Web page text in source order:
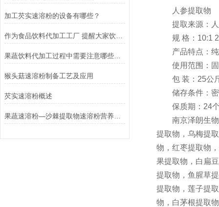
加工芡实速溶粉的设备有哪些？
作为食品饮料代加工工厂 提醒大家饮料要适当的喝
果蔬饮料代加工过程中需要注意哪些问题？
猴头菇速溶粉制备工艺及应用
芡实速溶粉概述
果蔬速溶粉—沙棘提取物速溶粉营养丰富
人参提取物
提取来源：人
规 格：10:1
产品特点：纯
使用范围：固
包 装：25公
储存条件：密
保质期：24
南京泽朗生物
提取物，乌梅提
物，红枣提取物
果提取物，白扁
提取物，鱼腥草
提取物，莲子提
物，白茅根提取